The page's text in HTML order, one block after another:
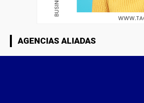
AGENCIAS ALIADAS